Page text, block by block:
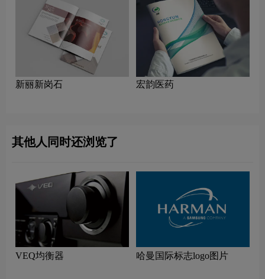
新丽新岗石 宏韵医药
其他人同时还浏览了
VEQ均衡器 哈曼国际标志logo图片